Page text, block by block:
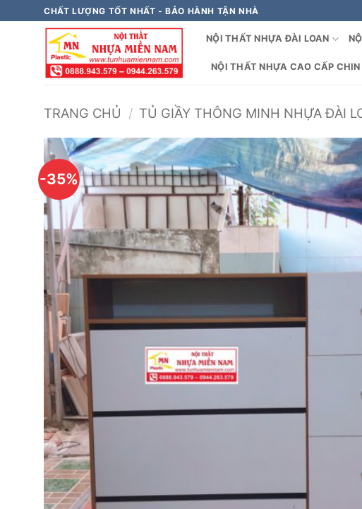
qua
CHẤT LƯỢNG TỐT NHẤT - BẢO HÀNH TẬN NHÀ
NỘI THẤT NHỰA ĐÀI LOAN
NỘI THẤT NHỰA CAO CẤP CHIN
TRANG CHỦ / TỦ GIẦY THÔNG MINH NHỰA ĐÀI
-35%